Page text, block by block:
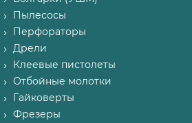
Пылесосы
Перфораторы
Дрели
Клеевые пистолеты
Отбойные молотки
Гайковерты
Фрезеры